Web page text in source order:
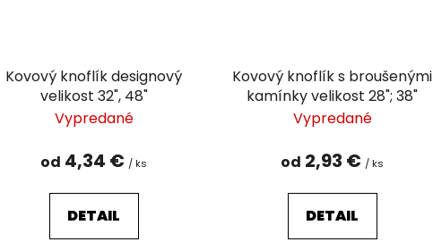
Kovový knoflík designový
velikost 32", 48"
Vypredané
od 4,34 € / ks
DETAIL
Kovový knoflík s broušenými
kamínky velikost 28"; 38"
Vypredané
od 2,93 € / ks
DETAIL